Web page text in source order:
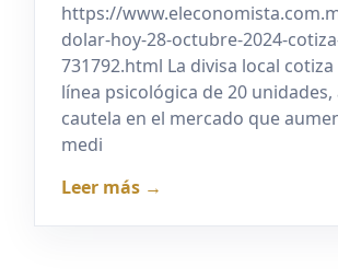
https://
dolar-hoy-28-octubre-2024-
731792.html La divisa local
línea psicológica de 20 unidades,
cautela en el mercado que
medi
Leer más →